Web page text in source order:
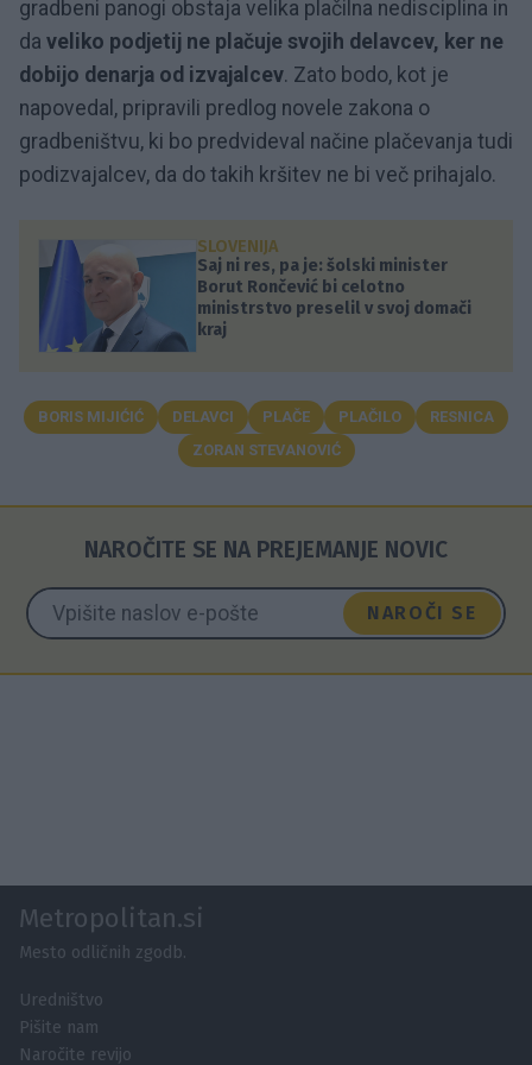
gradbeni panogi obstaja velika plačilna nedisciplina in
da veliko podjetij ne plačuje svojih delavcev, ker ne
dobijo denarja od izvajalcev. Zato bodo, kot je
napovedal, pripravili predlog novele zakona o
gradbeništvu, ki bo predvideval načine plačevanja tudi
podizvajalcev, da do takih kršitev ne bi več prihajalo.
SLOVENIJA
Saj ni res, pa je: šolski minister
Borut Rončević bi celotno
ministrstvo preselil v svoj domači
kraj
BORIS MIJIĆIĆ DELAVCI PLAČE PLAČILO
RESNICA
ZORAN STEVANOVIĆ
NAROČITE SE NA PREJEMANJE NOVIC
NAROČI SE
Metropolitan.si
Mesto odličnih zgodb.
Uredništvo
Pišite nam
Naročite revijo